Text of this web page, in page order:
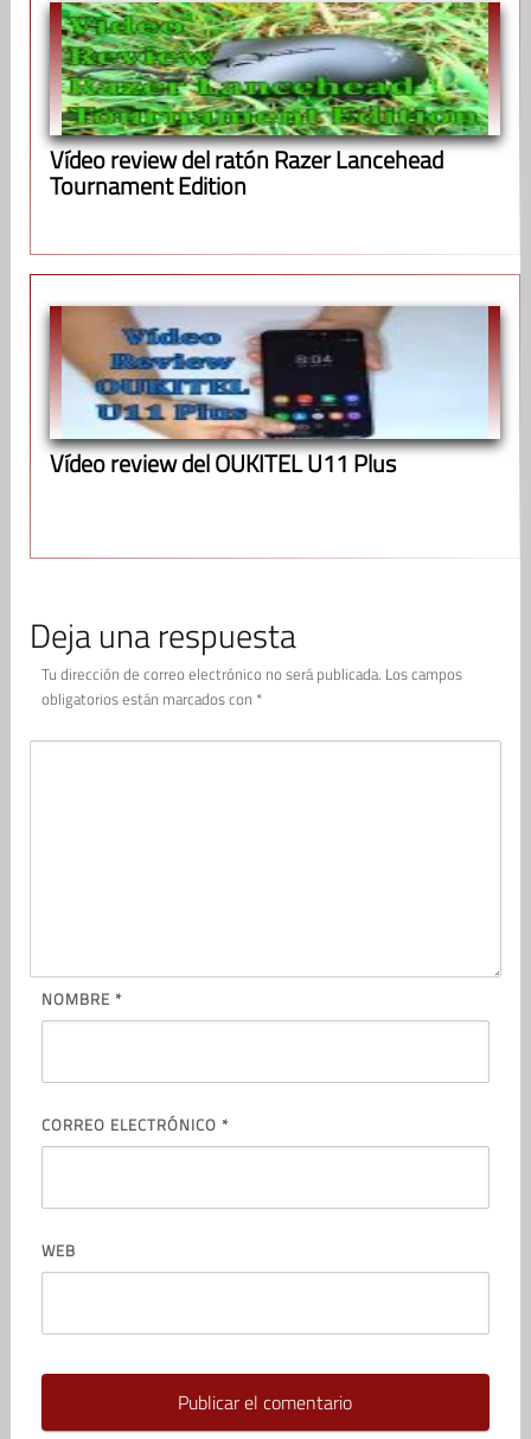
Vídeo review del ratón Razer Lancehead
Tournament Edition
Vídeo review del OUKITEL U11 Plus
Deja una respuesta
Tu dirección de correo electrónico no será publicada. Los campos
obligatorios están marcados con *
NOMBRE *
CORREO ELECTRÓNICO *
WEB